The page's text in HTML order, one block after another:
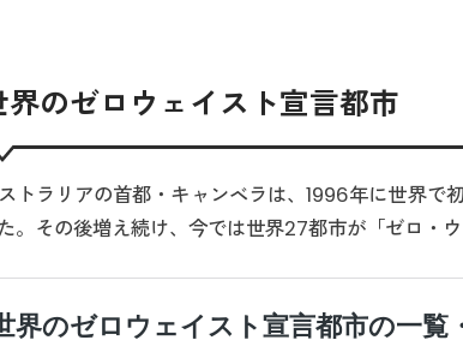
界のゼロウェイスト宣言都市
トラリアの首都・キャンベラは、1996年に世界で
。その後増え続け、今では世界27都市が「ゼロ・